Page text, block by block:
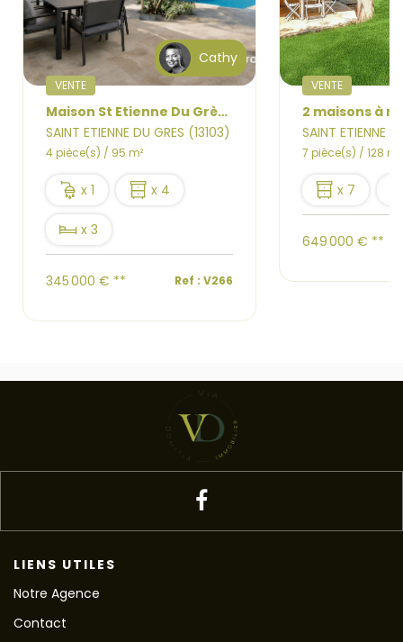
Cathy
VENTE
Maison St Etienne Du Grès 3 chambres 95 m2 piscine jardin
SAINT ETIENNE DU GRES (13103)
4 pièce(s) / 95 m²
x 1 x 4
x 3
345 000 € ** Ref : V266
VENTE
SAINT ETIENNE
7 pièce(s) / 128 m²
x 7
649 000 € **
LIENS UTILES
Notre Agence
Contact